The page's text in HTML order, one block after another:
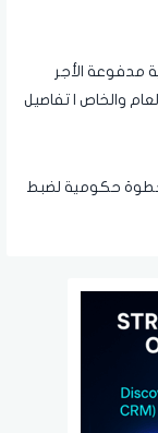
رسمية مدفوعة الأجر
والخاص | تفاصيل
خطوة حكومية لضبط